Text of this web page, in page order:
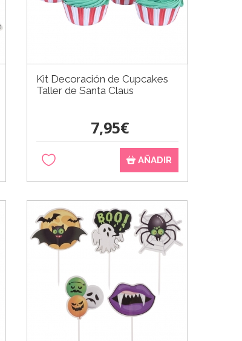
Kit Decoración de Cupcakes
Taller de Santa Claus
7,95€
AÑADIR